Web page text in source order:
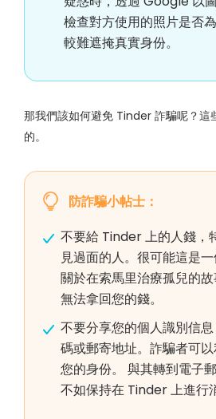
檢查對方使用的照片是否
較難遮掩真實身份。
那我們該如何避免 Tinder 詐騙呢？這
的。
防詐騙小帖士：
不要給 Tinder 上的人錢，
見過面的人。很可能這是
關於在索馬里治療孤兒的
無法拿回您的錢。
不要分享您的個人識別信
碼或郵寄地址。詐騙者可
您的身份。 與其轉到電子
不如保持在 Tinder 上進行